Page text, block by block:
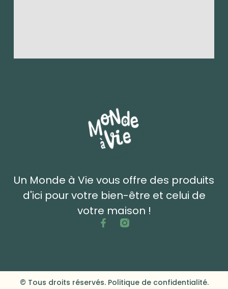
Un Monde à Vie vous offre des produits
d'ici pour votre bien-être et celui de
votre maison !
© Tous droits réservés. Politique de confidentialité.